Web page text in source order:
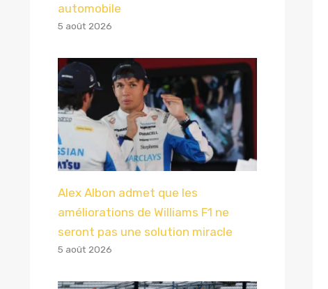
automobile
5 août 2026
Alex Albon admet que les
améliorations de Williams F1 ne
seront pas une solution miracle
5 août 2026